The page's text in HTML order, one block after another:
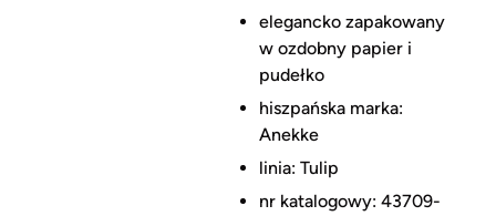
elegancko zapakowany
w ozdobny papier i
pudełko
hiszpańska marka:
Anekke
linia: Tulip
nr katalogowy: 43709-